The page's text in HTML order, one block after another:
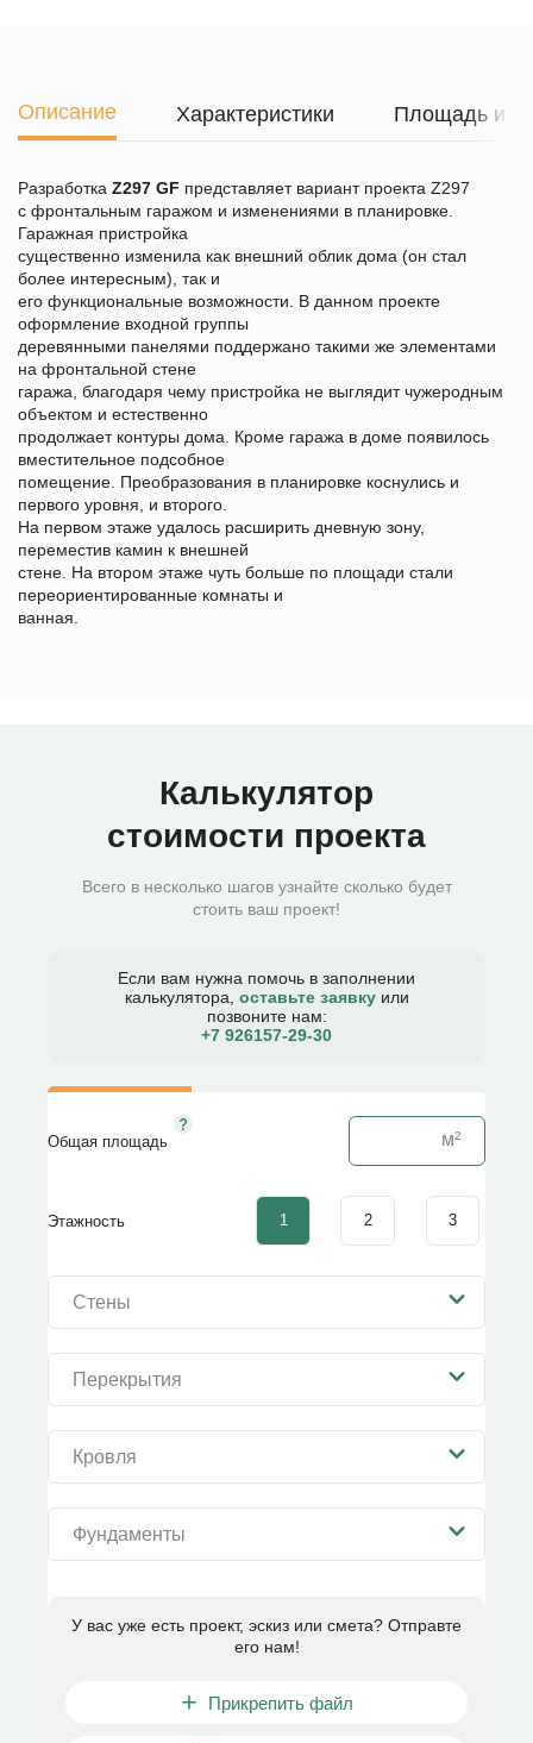
Описание Характеристики Площадь и
РазработкаZ297 GF представляет вариант проекта Z297
с фронтальным гаражом и изменениями в планировке.
Гаражная пристройка
существенно изменила как внешний облик дома (он стал
более интересным), так и
его функциональные возможности. В данном проекте
оформление входной группы
деревянными панелями поддержано такими же элементами
на фронтальной стене
гаража, благодаря чему пристройка не выглядит чужеродным
объектом и естественно
продолжает контуры дома. Кроме гаража в доме появилось
вместительное подсобное
помещение. Преобразования в планировке коснулись и
первого уровня, и второго.
На первом этаже удалось расширить дневную зону,
переместив камин к внешней
стене. На втором этаже чуть больше по площади стали
переориентированные комнаты и
ванная.
Калькулятор
стоимости проекта
Всего в несколько шагов узнайте сколько будет
стоить ваш проект!
Если вам нужна помочь в заполнении
калькулятора, оставьте заявку или
позвоните нам:
+7 926157-29-30​
Общая площадь
Этажность 1 2 3
Стены
Перекрытия
Кровля
Фундаменты
У вас уже есть проект, эскиз или смета? Отправте
его нам!
Прикрепить файл